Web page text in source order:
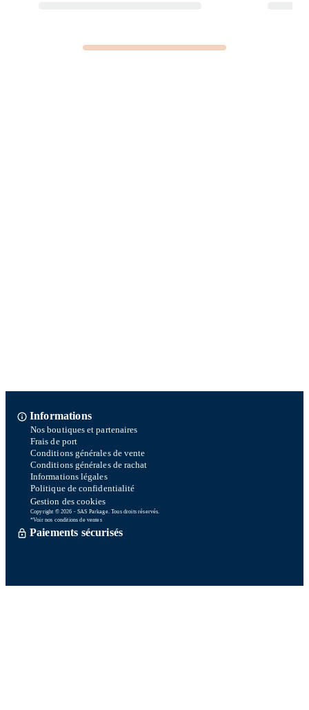
Informations
Nos boutiques et partenaires
Frais de port
Conditions générales de vente
Conditions générales de rachat
Informations légales
Politique de confidentialité
Gestion des cookies
Copyright © 2026 - SAS Parkage. Tous droits réservés.
*Voir nos conditions de ventes
Paiements sécurisés